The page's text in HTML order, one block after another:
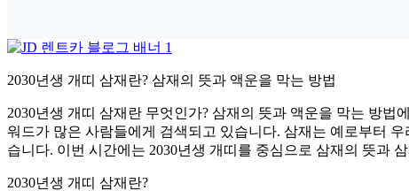
2030년생 개띠 삼재란? 삼재의 뜻과 액운을 막는 방법
2030년생 개띠 삼재란 무엇인가? 삼재의 뜻과 액운을 막는 방법
워드가 많은 사람들에게 검색되고 있습니다. 삼재는 예로부터
습니다. 이번 시간에는 2030년생 개띠를 중심으로 삼재의 뜻과
2030년생 개띠 삼재란?